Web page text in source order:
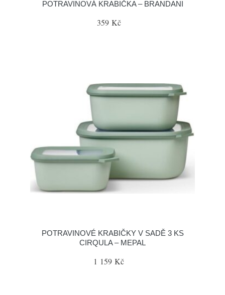
POTRAVINOVÁ KRABIČKA – BRANDANI
359 Kč
POTRAVINOVÉ KRABIČKY V SADĚ 3 KS
CIRQULA – MEPAL
1 159 Kč